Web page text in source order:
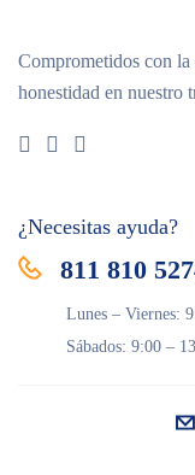
Comprometidos con
honestidad en nuestro
¿Necesitas ayuda?
811 810
Lunes – Viernes:
Sábados: 9:00 –